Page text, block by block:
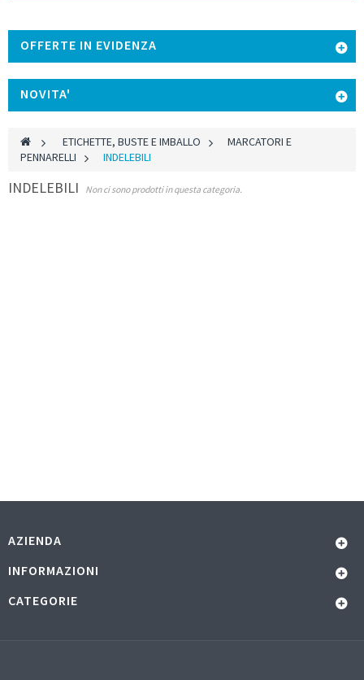
OFFERTE IN EVIDENZA
NOVITA'
> ETICHETTE, BUSTE E IMBALLO >
MARCATORI E
PENNARELLI
> INDELEBILI
INDELEBILI Non ci sono prodotti in questa categoria.
AZIENDA
INFORMAZIONI
CATEGORIE